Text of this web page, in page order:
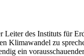
des Instituts für
Klimawandel zu
ein